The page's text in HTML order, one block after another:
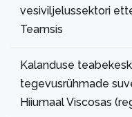
vesiviljelussektori
Teamsis
Kalanduse
tegevusrühmade
Hiiumaal Viscosas